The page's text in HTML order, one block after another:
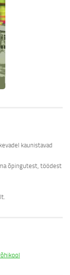
kaunistavad
õpingutest, töödest